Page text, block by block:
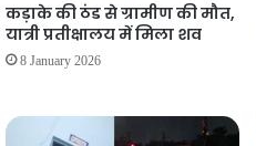
कड़ाके की ठंड से ग्रामीण की मौत,
यात्री प्रतीक्षालय में मिला शव
8 January 2026